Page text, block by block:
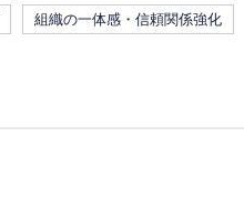
組織の一体感・信頼関係強化